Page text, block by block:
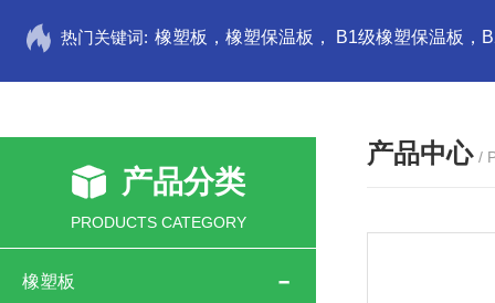
热门关键词:
产品分类
PRODUCTS CATEGORY
橡塑板
产品中心 /